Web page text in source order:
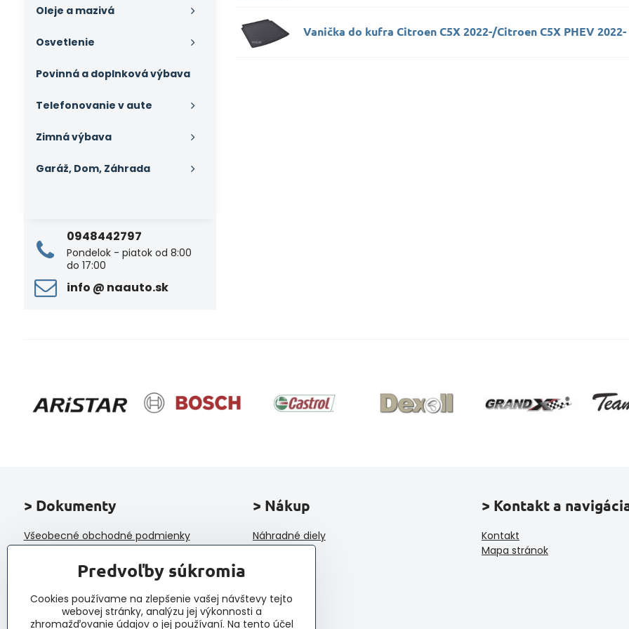
Vanička do kufra Citroen C5X 2022-/Citroen C5X PHEV 2022-
0948442797
Pondelok - piatok od 8:00
do 17:00
info ​@ naauto​.sk
Oleje a mazivá
Osvetlenie
Povinná a doplnková výbava
Telefonovanie v aute
Zimná výbava
Garáž, Dom, Záhrada
> Dokumenty
Všeobecné obchodné podmienky
Ochrana osobných údajov a poučenie o
Reklamačný formulár
Formulár na odstúpenie od zmluvy
Protokol o prijatí a vybavení reklamácie
> Nákup
Náhradné diely
> Kontakt a
Kontakt
Mapa stránok
Predvoľby súkromia
Cookies používame na zlepšenie vašej návštevy tejto
webovej stránky, analýzu jej výkonnosti a
zhromažďovanie údajov o jej používaní. Na tento účel